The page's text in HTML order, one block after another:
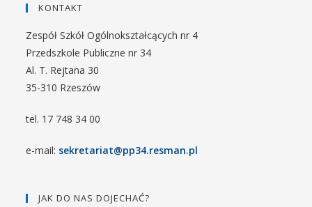
KONTAKT
Zespół Szkół Ogólnokształcących nr 4
Przedszkole Publiczne nr 34
Al. T. Rejtana 30
35-310 Rzeszów
tel. 17 748 34 00
e-mail: sekretariat@pp34.resman.pl
JAK DO NAS DOJECHAĆ?